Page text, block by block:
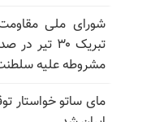
شورای ملی
تبریک ۳۰
مشروطه علیه
مای ساتو خواستار